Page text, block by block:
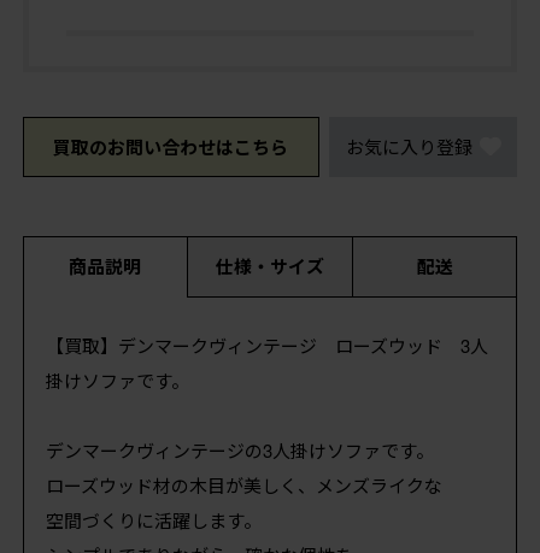
買取のお問い合わせはこちら お気に入り登録
商品説明 仕様・サイズ 配送
【買取】デンマークヴィンテージ ローズウッド 3人
掛けソファです。
デンマークヴィンテージの3人掛けソファです。
ローズウッド材の木目が美しく、メンズライクな
空間づくりに活躍します。